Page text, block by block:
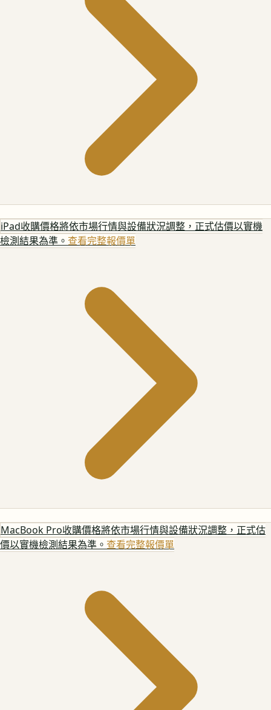
iPad收購價格將依市場行情與設備狀況調整，正式估價以實機
檢測結果為準。 查看完整報價單
MacBook Pro收購價格將依市場行情與設備狀況調整，正式估
價以實機檢測結果為準。 查看完整報價單